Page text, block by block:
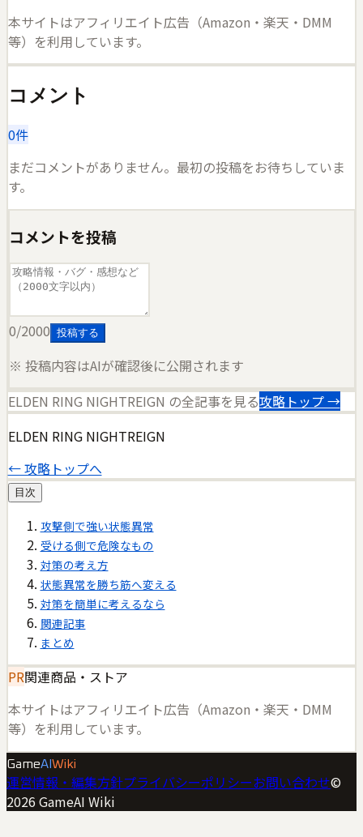
本サイトはアフィリエイト広告（Amazon・楽天・DMM
等）を利用しています。
コメント
0件
まだコメントがありません。最初の投稿をお待ちしていま
す。
コメントを投稿
0/2000 投稿する
※ 投稿内容はAIが確認後に公開されます
ELDEN RING NIGHTREIGN の全記事を見る攻略トップ →
ELDEN RING NIGHTREIGN
← 攻略トップへ
目次
攻撃側で強い状態異常
受ける側で危険なもの
対策の考え方
状態異常を勝ち筋へ変える
対策を簡単に考えるなら
関連記事
まとめ
PR関連商品・ストア
本サイトはアフィリエイト広告（Amazon・楽天・DMM
等）を利用しています。
GameAIWiki
運営情報・編集方針プライバシーポリシーお問い合わせ©
2026 GameAI Wiki